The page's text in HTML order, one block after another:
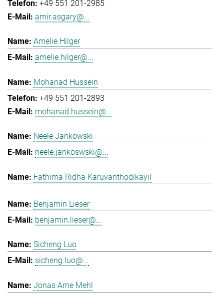
+49 551 201-2985
amir.asgary@...
Amelie Hilger
amelie.hilger@...
Mohanad Hussein
+49 551 201-2893
mohanad.hussein@...
Neele Jankowski
neele.jankoswski@...
Fathima Ridha Karuvanthodikayil
Benjamin Lieser
benjamin.lieser@...
Sicheng Luo
sicheng.luo@...
Jonas Arne Mehl